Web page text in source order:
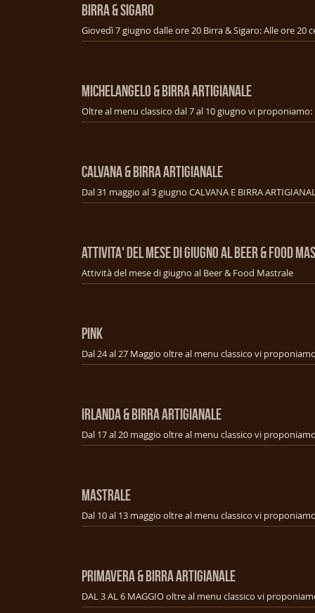
BIRRA & SIGARO
MICHELANGELO & BIRRA ARTIGIANALE
CALVANA & BIRRA ARTIGIANALE
ATTIVITA' DEL MESE DI GIUGNO AL BEER & FOOD
Attività del mese di giugno al Beer & Food Mastrale
PINK
IRLANDA & BIRRA ARTIGIANALE
MASTRALE
PRIMAVERA & BIRRA ARTIGIANALE